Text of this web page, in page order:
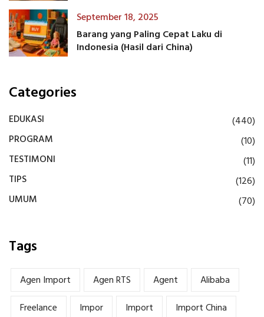
September 18, 2025
Barang yang Paling Cepat Laku di
Indonesia (Hasil dari China)
Categories
EDUKASI
(440)
PROGRAM
(10)
TESTIMONI
(11)
TIPS
(126)
UMUM
(70)
Tags
Agen Import Agen RTS Agent
Alibaba
Freelance
Impor Import
Import China